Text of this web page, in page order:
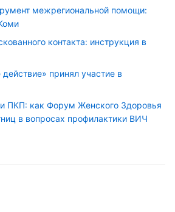
межрегиональной помощи:
контакта: инструкция в
принял участие в
ПКП: как Форум Женского Здоровья
в вопросах профилактики ВИЧ